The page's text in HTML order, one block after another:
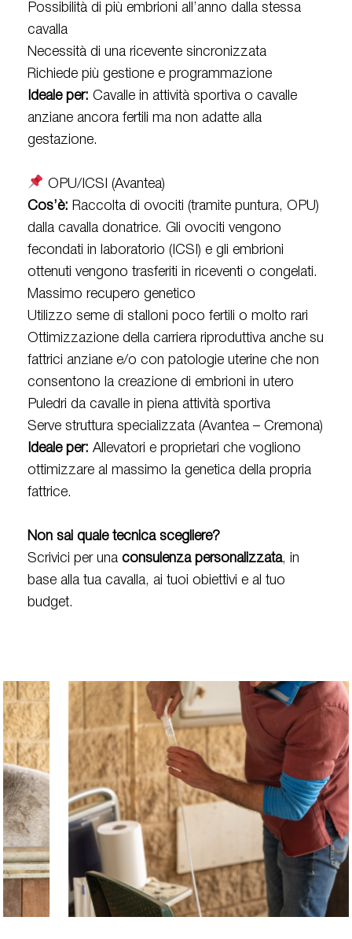
Possibilità di più embrioni all’anno dalla stessa
cavalla
Necessità di una ricevente sincronizzata
Richiede più gestione e programmazione
Ideale per: Cavalle in attività sportiva o cavalle
anziane ancora fertili ma non adatte alla
gestazione.
OPU/ICSI (Avantea)
Cos’è: Raccolta di ovociti (tramite puntura, OPU)
dalla cavalla donatrice. Gli ovociti vengono
fecondati in laboratorio (ICSI) e gli embrioni
ottenuti vengono trasferiti in riceventi o congelati.
Massimo recupero genetico
Utilizzo seme di stalloni poco fertili o molto rari
Ottimizzazione della carriera riproduttiva anche su
fattrici anziane e/o con patologie uterine che non
consentono la creazione di embrioni in utero
Puledri da cavalle in piena attività sportiva
Serve struttura specializzata (Avantea – Cremona)
Ideale per: Allevatori e proprietari che vogliono
ottimizzare al massimo la genetica della propria
fattrice.
Non sai quale tecnica scegliere?
Scrivici per una consulenza personalizzata, in
base alla tua cavalla, ai tuoi obiettivi e al tuo
budget.